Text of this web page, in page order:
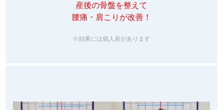
産後の骨盤を整えて
腰痛・肩こりが改善！
※効果には個人差があります